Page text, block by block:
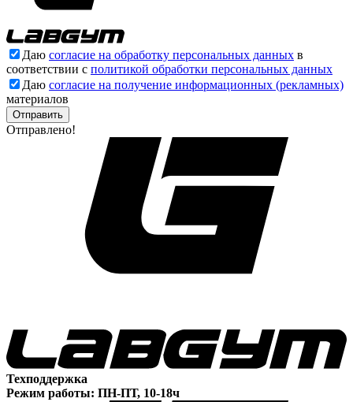
Даю согласие на обработку персональных данных в
соответствии с политикой обработки персональных данных
Даю согласие на получение информационных (рекламных)
материалов
Отправлено!
Техподдержка
Режим работы: ПН-ПТ, 10-18ч